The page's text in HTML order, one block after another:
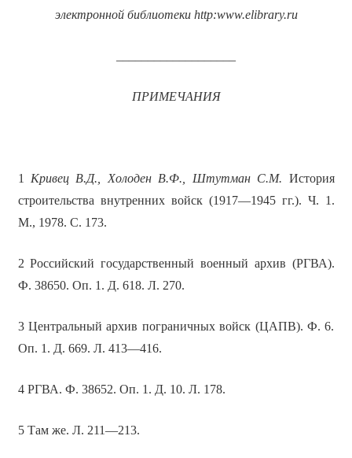
электронной библиотеки http:www.elibrary.ru
ПРИМЕЧАНИЯ
1 Кривец В.Д., Холоден В.Ф., Штутман С.М. История
строительства внутренних войск (1917—1945 гг.). Ч. 1.
М., 1978. С. 173.
2 Российский государственный военный архив (РГВА).
Ф. 38650. Оп. 1. Д. 618. Л. 270.
3 Центральный архив пограничных войск (ЦАПВ). Ф. 6.
Оп. 1. Д. 669. Л. 413—416.
4 РГВА. Ф. 38652. Оп. 1. Д. 10. Л. 178.
5 Там же. Л. 211—213.